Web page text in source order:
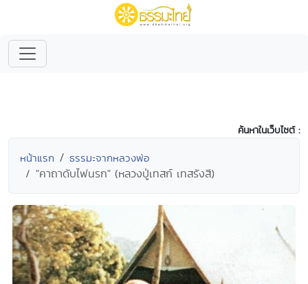
ค้นหาในเว็บไซต์ :
หน้าแรก ธรรมะจากหลวงพ่อ
"คาถาดับไฟนรก" (หลวงปู่เทสก์ เทสรังสี)